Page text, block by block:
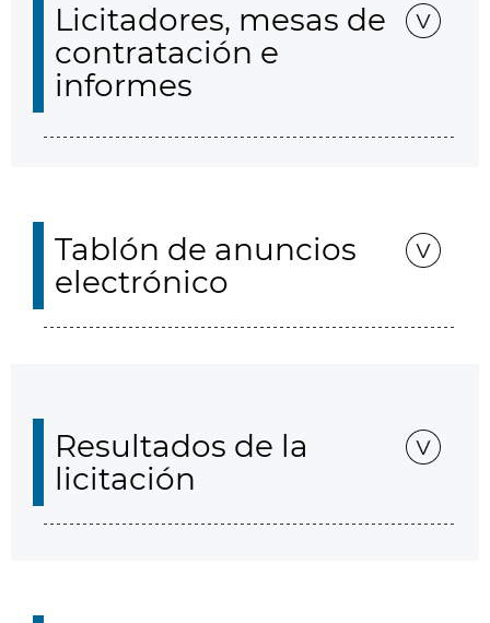
Licitadores, mesas de
contratación e
informes
Tablón de anuncios
electrónico
Resultados de la
licitación